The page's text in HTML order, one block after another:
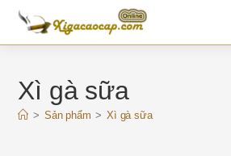
Skip
content
Xì gà sữa
> Sản phẩm > Xì gà sữa